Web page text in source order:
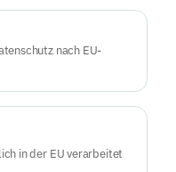
nach EU-
in der EU verarbeitet